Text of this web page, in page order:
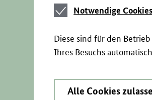
Notwendige
Cookies
Notwendige
Diese sind für den
Ihres Besuchs
Alle Cookies